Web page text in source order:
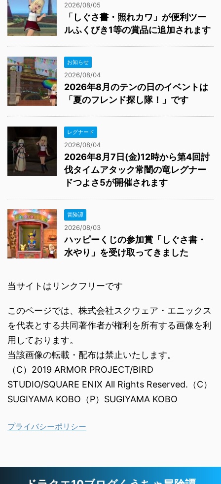
2026/08/05
「しぐさ書・照れカワ」が便利ツー
ルふくびき1等の賞品に追加されます
お知らせ
2026/08/04
2026年8月のテンの日のイベントは
「夏のフレンド探し隊！」です
レグナード
2026/08/04
2026年8月7日(金)12時から第4回討
伐タイムアタック常闇の竜レグナー
ドつよさ5が開催されます
冒険譚
2026/08/03
ハッピーくじの参加賞「しぐさ書・
水やり」を受け取ってきました
当サイトはリンクフリーです
このページでは、株式会社スクウェア・エニックス
を代表とする共同著作者が権利を所有する画像を利
用しております。
当該画像の転載・配布は禁止いたします。
（C）2019 ARMOR PROJECT/BIRD
STUDIO/SQUARE ENIX All Rights Reserved.（C）
SUGIYAMA KOBO（P）SUGIYAMA KOBO
プライバシーポリシー